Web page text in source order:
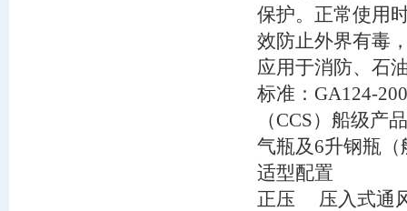
保护。正常使用
效防止外界有毒
应用于消防、石
标准：GA124-
（CCS）船级产
气瓶及6升钢瓶
适型配置
正压 压入式通